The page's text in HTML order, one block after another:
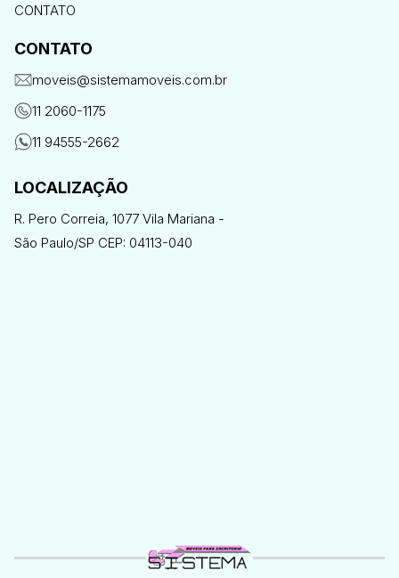
CONTATO
CONTATO
moveis@sistemamoveis.com.br
11 2060-1175
11 94555-2662
LOCALIZAÇÃO
R. Pero Correia, 1077 Vila Mariana -
São Paulo/SP CEP: 04113-040